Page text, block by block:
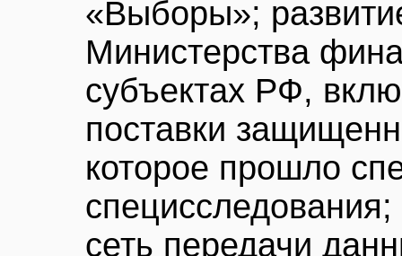
«Выборы»;
Министерства
субъектах РФ,
поставки
которое прошло
сеть передачи